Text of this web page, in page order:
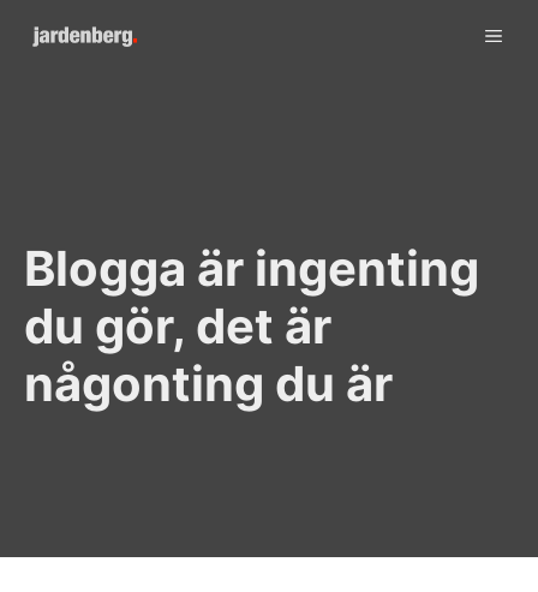
Blogga är ingenting
du gör, det är
någonting du är